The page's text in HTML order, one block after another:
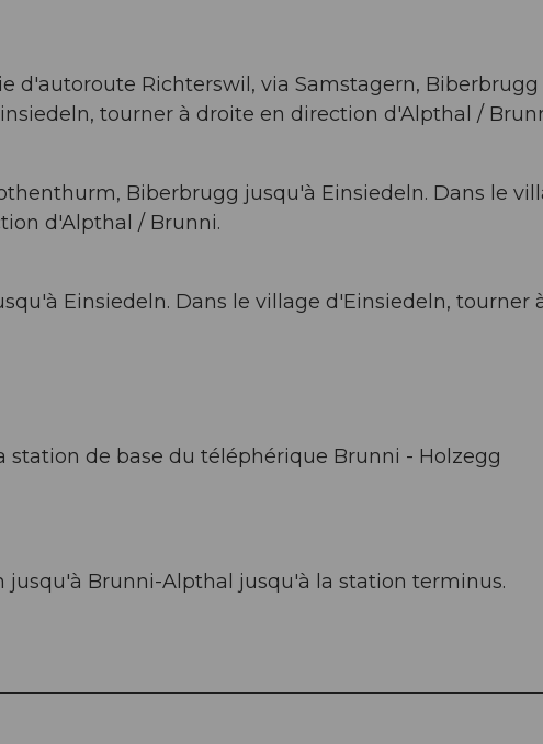
d'autoroute Richterswil, via Samstagern, Biberbrugg
tourner à droite en direction d'Alpthal /
Biberbrugg jusqu'à Einsiedeln. Dans le
d'Alpthal / Brunni.
Einsiedeln. Dans le village d'Einsiedeln, tourner
de base du téléphérique Brunni - Holzegg
jusqu'à Brunni-Alpthal jusqu'à la station terminus.